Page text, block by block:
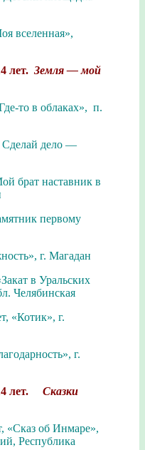
вселенная»,
лет. Земля — мой
то в облаках», п.
Сделай дело —
брат наставник в
первому
г. Магадан
в Уральских
Челябинская
«Котик», г.
г.
лет.
Сказки
«Сказ об Инмаре»,
Республика